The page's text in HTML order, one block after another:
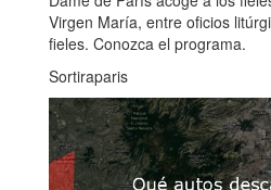
Virgen María, entre oficios
fieles. Conozca el programa.
Sortiraparis